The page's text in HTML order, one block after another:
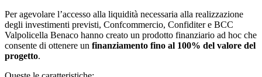
Per agevolare l’accesso alla liquidità necessaria alla realizzazione
degli investimenti previsti, Confcommercio, Confiditer e BCC
Valpolicella Benaco hanno creato un prodotto finanziario ad hoc che
consente di ottenere un finanziamento fino al 100% del valore del
progetto.